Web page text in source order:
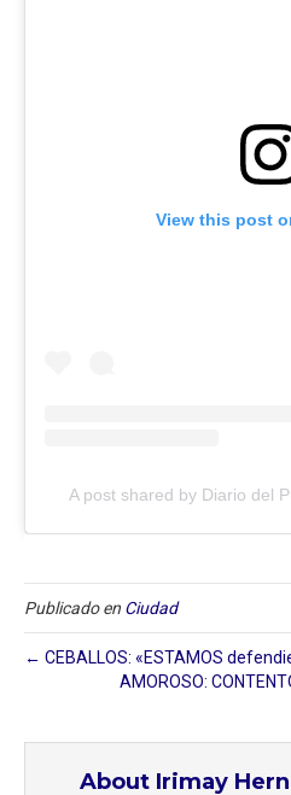
View this post
A post shared by Diario del
Publicado en Ciudad
← CEBALLOS: «ESTAMOS
AMOROSO:
About Irimay